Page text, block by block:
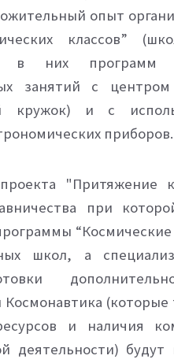
опыт
классов”
в них программ
занятий с
кружок) и с
приборов.
"Притяжение
при
“Космические
школ, а
и наличия
деятельности) будут